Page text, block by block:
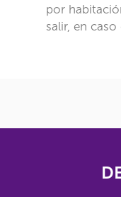
por
salir, en